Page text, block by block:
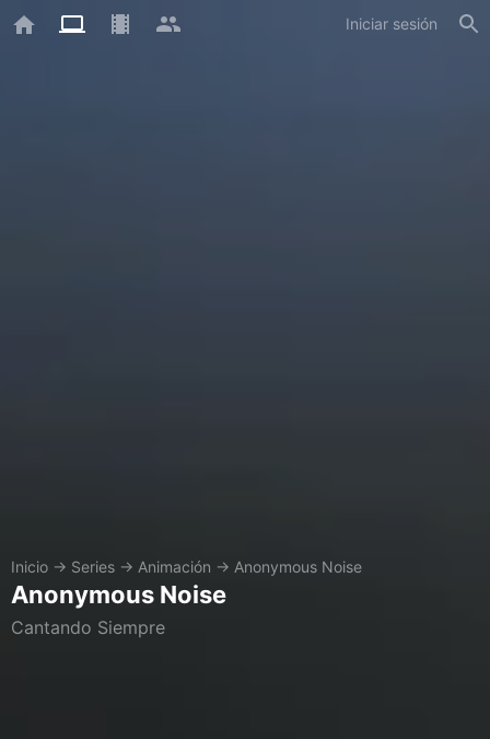
Iniciar sesión
Inicio → Series → Animación → Anonymous Noise
Anonymous Noise
Cantando Siempre